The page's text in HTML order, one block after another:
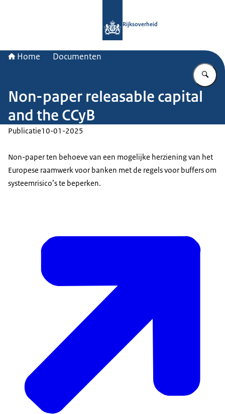
Rijksoverheid
Home Documenten
Non-paper releasable capital
and the CCyB
Publicatie10-01-2025
Non-paper ten behoeve van een mogelijke herziening van het
Europese raamwerk voor banken met de regels voor buffers om
systeemrisico’s te beperken.